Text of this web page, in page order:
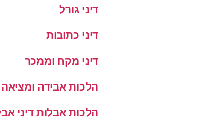
דיני גורל
דיני כתובות
דיני מקח וממכר
הלכות אבידה ומציאה
הלכות אבלות דיני